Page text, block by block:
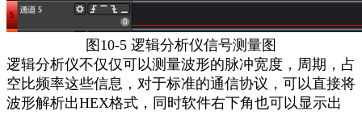
图 10-5 逻辑分析仪信号测量图
逻辑分析仪不仅仅可以测量波形的脉冲宽度，周期，占
空比频率这些信息，对于标准的通信协议，可以直接将
波形解析出HEX格式，同时软件右下角也可以显示出